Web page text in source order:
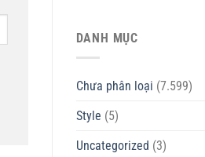
DANH MỤC
Chưa phân loại (7.599)
Style (5)
Uncategorized (3)